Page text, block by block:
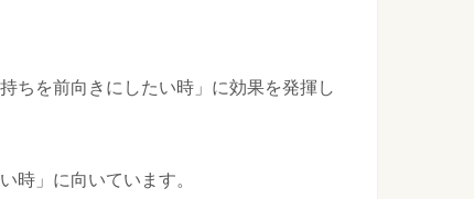
しまったときに、その修理費は家主が負担するべきか借
ちを前向きにしたい時」に効果を発揮し
時」に向いています。